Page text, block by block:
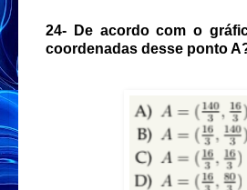
24-
De acordo com o
coordenadas desse ponto